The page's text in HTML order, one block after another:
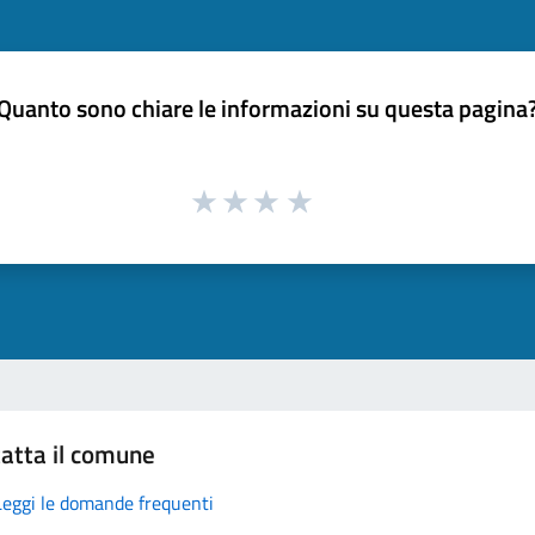
sono chiare le informazioni su questa
il comune
le domande frequenti